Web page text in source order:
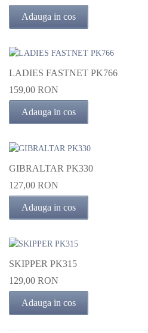
Adauga in cos
LADIES FASTNET PK766
159,00 RON
Adauga in cos
GIBRALTAR PK330
127,00 RON
Adauga in cos
SKIPPER PK315
129,00 RON
Adauga in cos